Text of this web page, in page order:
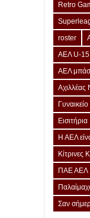
Retro
roster
ΑΕΛ U-15
ΑΕΛ
Αχιλλέας
Εισιτήρια
Η ΑΕΛ
Κίτρινες
ΠΑΕ ΑΕΛ
Σαν